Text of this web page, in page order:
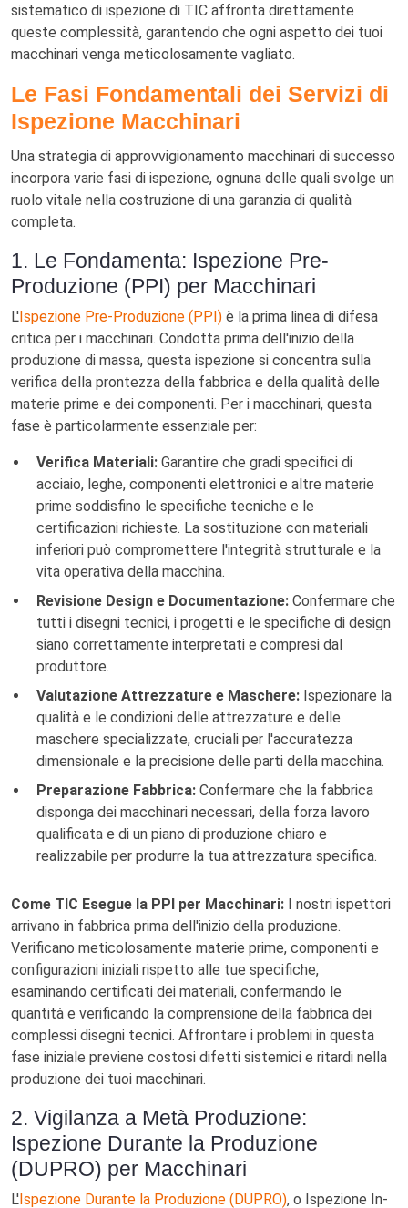
sistematico di ispezione di TIC affronta direttamente
queste complessità, garantendo che ogni aspetto dei tuoi
macchinari venga meticolosamente vagliato.
Le Fasi Fondamentali dei Servizi di
Ispezione Macchinari
Una strategia di approvvigionamento macchinari di successo
incorpora varie fasi di ispezione, ognuna delle quali svolge un
ruolo vitale nella costruzione di una garanzia di qualità
completa.
1. Le Fondamenta: Ispezione Pre-
Produzione (PPI) per Macchinari
L'Ispezione Pre-Produzione (PPI) è la prima linea di difesa
critica per i macchinari. Condotta prima dell'inizio della
produzione di massa, questa ispezione si concentra sulla
verifica della prontezza della fabbrica e della qualità delle
materie prime e dei componenti. Per i macchinari, questa
fase è particolarmente essenziale per:
Verifica Materiali: Garantire che gradi specifici di
acciaio, leghe, componenti elettronici e altre materie
prime soddisfino le specifiche tecniche e le
certificazioni richieste. La sostituzione con materiali
inferiori può compromettere l'integrità strutturale e la
vita operativa della macchina.
Revisione Design e Documentazione: Confermare che
tutti i disegni tecnici, i progetti e le specifiche di design
siano correttamente interpretati e compresi dal
produttore.
Valutazione Attrezzature e Maschere: Ispezionare la
qualità e le condizioni delle attrezzature e delle
maschere specializzate, cruciali per l'accuratezza
dimensionale e la precisione delle parti della macchina.
Preparazione Fabbrica: Confermare che la fabbrica
disponga dei macchinari necessari, della forza lavoro
qualificata e di un piano di produzione chiaro e
realizzabile per produrre la tua attrezzatura specifica.
Come TIC Esegue la PPI per Macchinari: I nostri ispettori
arrivano in fabbrica prima dell'inizio della produzione.
Verificano meticolosamente materie prime, componenti e
configurazioni iniziali rispetto alle tue specifiche,
esaminando certificati dei materiali, confermando le
quantità e verificando la comprensione della fabbrica dei
complessi disegni tecnici. Affrontare i problemi in questa
fase iniziale previene costosi difetti sistemici e ritardi nella
produzione dei tuoi macchinari.
2. Vigilanza a Metà Produzione:
Ispezione Durante la Produzione
(DUPRO) per Macchinari
L'Ispezione Durante la Produzione (DUPRO), o Ispezione In-